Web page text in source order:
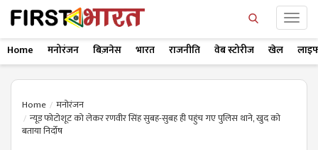
Home मनोरंजन बिज़नेस भारत राजनीति वेब स्टोरीज खेल
Home
मनोरंजन
न्यूड फोटोशूट को लेकर रणवीर सिंह सुबह-सुबह ही पहुंच गए पुलिस थाने, खुद को
बताया निर्दोष